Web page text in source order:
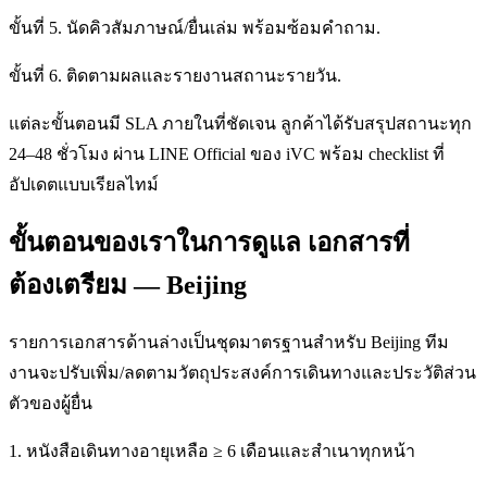
ขั้นที่ 5. นัดคิวสัมภาษณ์/ยื่นเล่ม พร้อมซ้อมคำถาม.
ขั้นที่ 6. ติดตามผลและรายงานสถานะรายวัน.
แต่ละขั้นตอนมี SLA ภายในที่ชัดเจน ลูกค้าได้รับสรุปสถานะทุก
24–48 ชั่วโมง ผ่าน LINE Official ของ iVC พร้อม checklist ที่
อัปเดตแบบเรียลไทม์
ขั้นตอนของเราในการดูแล เอกสารที่
ต้องเตรียม — Beijing
รายการเอกสารด้านล่างเป็นชุดมาตรฐานสำหรับ Beijing ทีม
งานจะปรับเพิ่ม/ลดตามวัตถุประสงค์การเดินทางและประวัติส่วน
ตัวของผู้ยื่น
1. หนังสือเดินทางอายุเหลือ ≥ 6 เดือนและสำเนาทุกหน้า